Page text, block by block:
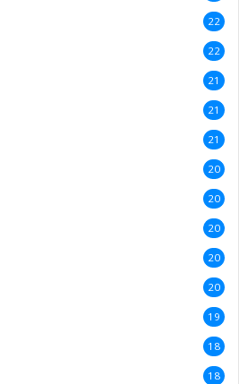
22
22
21
21
21
20
20
20
20
20
19
18
18